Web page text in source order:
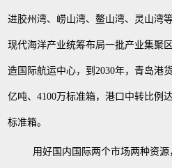
进胶州湾、崂山湾、鳌山湾、灵山湾
现代海洋产业统筹布局一批产业集聚
造国际航运中心，到2030年，青岛港
亿吨、4100万标准箱，港口中转比例
标准箱。
用好国内国际两个市场两种资